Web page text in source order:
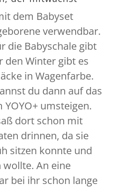
dem Babyset
verwendbar.
die Babyschale gibt
den Winter gibt es
in Wagenfarbe.
du dann auf das
YOYO+ umsteigen.
dort schon mit
drinnen, da sie
sitzen konnte und
wollte. An eine
bei ihr schon lange